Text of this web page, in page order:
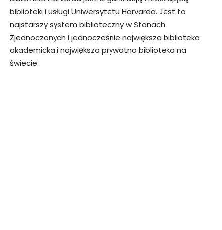
biblioteki i usługi Uniwersytetu Harvarda. Jest to
najstarszy system biblioteczny w Stanach
Zjednoczonych i jednocześnie największa biblioteka
akademicka i największa prywatna biblioteka na
świecie.